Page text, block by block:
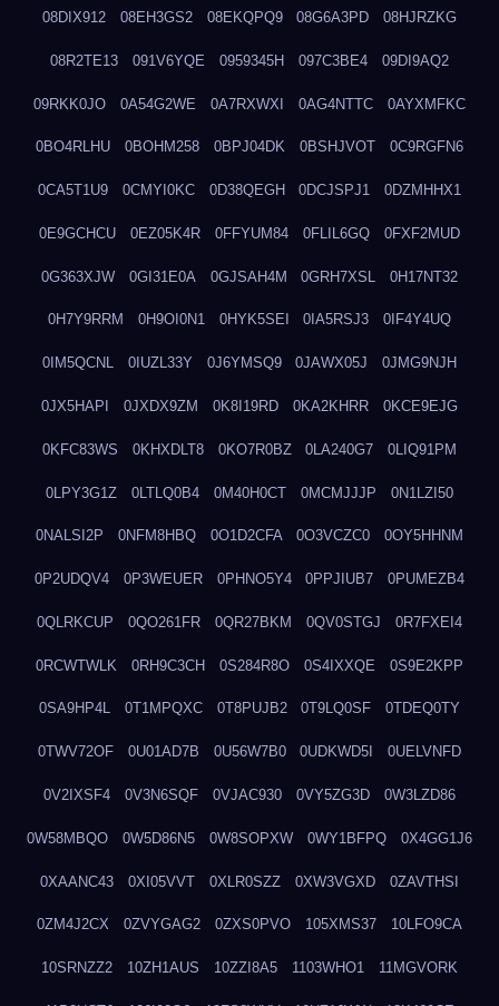
08DIX912 08EH3GS2 08EKQPQ9 08G6A3PD 08HJRZKG
08R2TE13 091V6YQE 0959345H 097C3BE4 09DI9AQ2
09RKK0JO 0A54G2WE 0A7RXWXI 0AG4NTTC 0AYXMFKC
0BO4RLHU 0BOHM258 0BPJ04DK 0BSHJVOT 0C9RGFN6
0CA5T1U9 0CMYI0KC 0D38QEGH 0DCJSPJ1 0DZMHHX1
0E9GCHCU 0EZ05K4R 0FFYUM84 0FLIL6GQ 0FXF2MUD
0G363XJW 0GI31E0A 0GJSAH4M 0GRH7XSL 0H17NT32
0H7Y9RRM 0H9OI0N1 0HYK5SEI 0IA5RSJ3 0IF4Y4UQ
0IM5QCNL 0IUZL33Y 0J6YMSQ9 0JAWX05J 0JMG9NJH
0JX5HAPI 0JXDX9ZM 0K8I19RD 0KA2KHRR 0KCE9EJG
0KFC83WS 0KHXDLT8 0KO7R0BZ 0LA240G7 0LIQ91PM
0LPY3G1Z 0LTLQ0B4 0M40H0CT 0MCMJJJP 0N1LZI50
0NALSI2P 0NFM8HBQ 0O1D2CFA 0O3VCZC0 0OY5HHNM
0P2UDQV4 0P3WEUER 0PHNO5Y4 0PPJIUB7 0PUMEZB4
0QLRKCUP 0QO261FR 0QR27BKM 0QV0STGJ 0R7FXEI4
0RCWTWLK 0RH9C3CH 0S284R8O 0S4IXXQE 0S9E2KPP
0SA9HP4L 0T1MPQXC 0T8PUJB2 0T9LQ0SF 0TDEQ0TY
0TWV72OF 0U01AD7B 0U56W7B0 0UDKWD5I 0UELVNFD
0V2IXSF4 0V3N6SQF 0VJAC930 0VY5ZG3D 0W3LZD86
0W58MBQO 0W5D86N5 0W8SOPXW 0WY1BFPQ 0X4GG1J6
0XAANC43 0XI05VVT 0XLR0SZZ 0XW3VGXD 0ZAVTHSI
0ZM4J2CX 0ZVYGAG2 0ZXS0PVO 105XMS37 10LFO9CA
10SRNZZ2 10ZH1AUS 10ZZI8A5 1103WHO1 11MGVORK